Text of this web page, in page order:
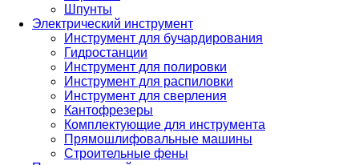
Шпунты
Электрический инструмент
Инструмент для бучардирования
Гидростанции
Инструмент для полировки
Инструмент для распиловки
Инструмент для сверления
Кантофрезеры
Комплектующие для инструмента
Прямошлифовальные машины
Строительные фены